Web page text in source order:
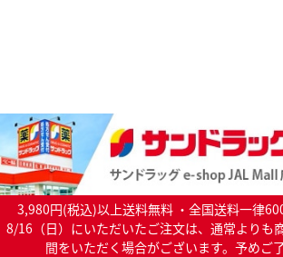
3,980円(税込)以上送料無料 ・全国送料一律
8/16（日）にいただいたご注文は、通常よりも
間をいただく場合がございます。予めご